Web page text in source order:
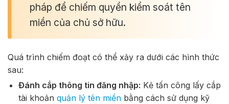
pháp để chiếm quyền kiểm soát tên
miền của chủ sở hữu.
Quá trình chiếm đoạt có thể xảy ra dưới các hình thức
sau:
Đánh cắp thông tin đăng nhập: Kẻ tấn công lấy cắp
tài khoản quản lý tên miềnbằng cách sử dụng kỹ